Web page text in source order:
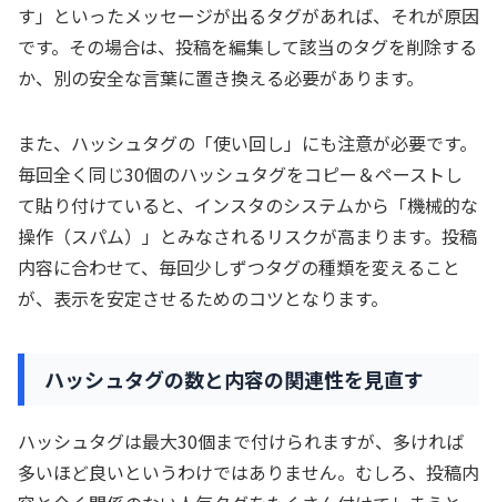
す」といったメッセージが出るタグがあれば、それが原因
です。その場合は、投稿を編集して該当のタグを削除する
か、別の安全な言葉に置き換える必要があります。
また、ハッシュタグの「使い回し」にも注意が必要です。
毎回全く同じ30個のハッシュタグをコピー＆ペーストし
て貼り付けていると、インスタのシステムから「機械的な
操作（スパム）」とみなされるリスクが高まります。投稿
内容に合わせて、毎回少しずつタグの種類を変えること
が、表示を安定させるためのコツとなります。
ハッシュタグの数と内容の関連性を見直す
ハッシュタグは最大30個まで付けられますが、多ければ
多いほど良いというわけではありません。むしろ、投稿内